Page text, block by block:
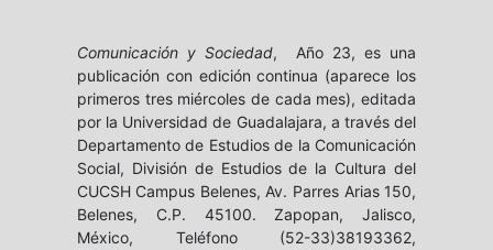
Comunicación y Sociedad, Año 23, es una
publicación con edición continua (aparece los
primeros tres miércoles de cada mes), editada
por la Universidad de Guadalajara, a través del
Departamento de Estudios de la Comunicación
Social, División de Estudios de la Cultura del
CUCSH Campus Belenes, Av. Parres Arias 150,
Belenes, C.P. 45100. Zapopan, Jalisco,
México, Teléfono (52-33)38193362,